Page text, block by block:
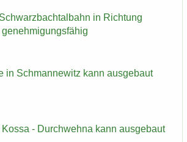
in Rich­tung
in Sch­man­ne­witz kann aus­ge­baut
- Durch­weh­na kann aus­ge­baut